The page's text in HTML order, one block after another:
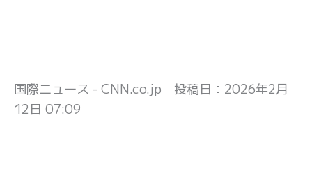
国際ニュース - CNN.co.jp 投稿日： 2026年2月
12日 07:09